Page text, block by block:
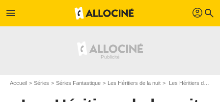
menu profil search
Accueil Séries Séries Fantastique Les Héritiers de la nuit Les Héritiers de la nuit : Episodes de la saison 2